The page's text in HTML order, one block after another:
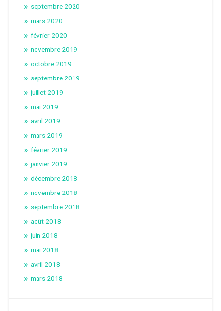
septembre 2020
mars 2020
février 2020
novembre 2019
octobre 2019
septembre 2019
juillet 2019
mai 2019
avril 2019
mars 2019
février 2019
janvier 2019
décembre 2018
novembre 2018
septembre 2018
août 2018
juin 2018
mai 2018
avril 2018
mars 2018